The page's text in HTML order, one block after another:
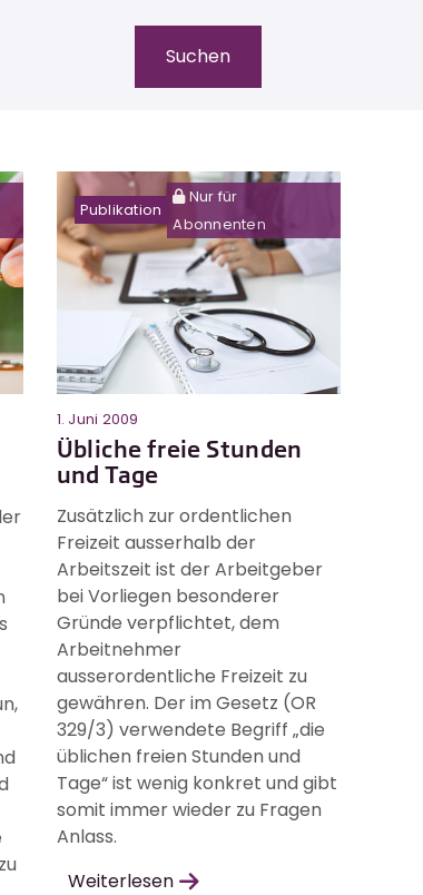
Publikation
Nur für
Abonnenten
1. Juni 2009
Übliche freie Stunden
und Tage
Zusätzlich zur ordentlichen
Freizeit ausserhalb der
Arbeitszeit ist der Arbeitgeber
bei Vorliegen besonderer
Gründe verpflichtet, dem
Arbeitnehmer
ausserordentliche Freizeit zu
gewähren. Der im Gesetz (OR
329/3) verwendete Begriff „die
üblichen freien Stunden und
Tage“ ist wenig konkret und gibt
somit immer wieder zu Fragen
Anlass.
Weiterlesen